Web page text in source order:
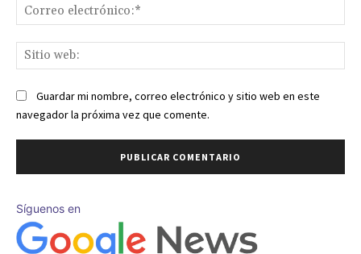
Guardar mi nombre, correo electrónico y sitio web en este
navegador la próxima vez que comente.
Síguenos en